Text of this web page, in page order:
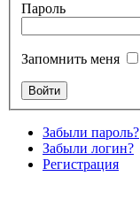
Пароль
Запомнить меня
Забыли пароль?
Забыли логин?
Регистрация